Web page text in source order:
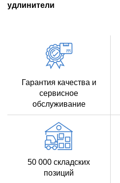
удлинители
Гарантия качества и
сервисное
обслуживание
50 000 складских
позиций